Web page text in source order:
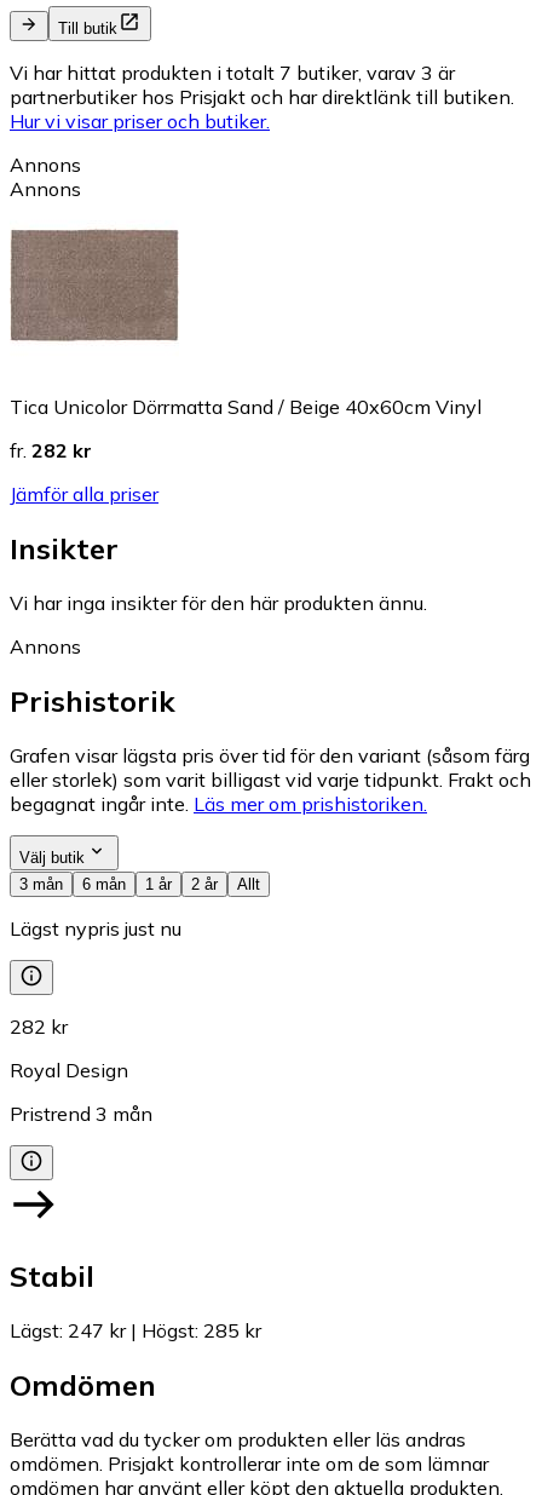
Till butik
Vi har hittat produkten i totalt 7 butiker, varav 3 är
partnerbutiker hos Prisjakt och har direktlänk till butiken.
Hur vi visar priser och butiker.
Annons
Annons
Tica Unicolor Dörrmatta Sand / Beige 40x60cm Vinyl
fr. 282 kr
Jämför alla priser
Insikter
Vi har inga insikter för den här produkten ännu.
Annons
Prishistorik
Grafen visar lägsta pris över tid för den variant (såsom färg
eller storlek) som varit billigast vid varje tidpunkt. Frakt och
begagnat ingår inte. Läs mer om prishistoriken.
Välj butik
3 mån
6 mån 1 år 2 år Allt
Lägst nypris just nu
282 kr
Royal Design
Pristrend 3 mån
Stabil
Lägst: 247 kr| Högst: 285 kr
Omdömen
Berätta vad du tycker om produkten eller läs andras
omdömen. Prisjakt kontrollerar inte om de som lämnar
omdömen har använt eller köpt den aktuella produkten.